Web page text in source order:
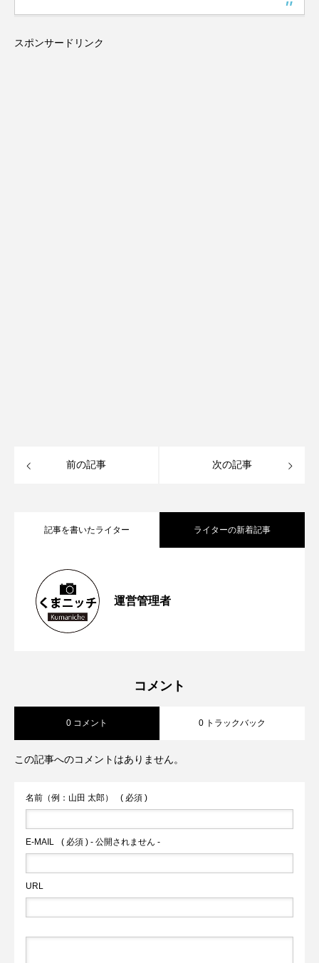
スポンサードリンク
前の記事 次の記事
記事を書いたライター ライターの新着記事
運営管理者
2026.05.13
2023.06.26
プン前倒しへ 山都町の通潤橋が熊本県
対話式ＡＩ ＣｈａｔＧＰＴの実証実験
を申請へ
コメント
0 コメント 0 トラックバック
この記事へのコメントはありません。
名前（例：山田 太郎） ( 必須 )
E-MAIL ( 必須 ) - 公開されません -
URL